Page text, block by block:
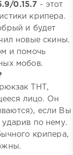
0.15.7 - этот
крипера.
и будет
новые скины.
и помочь
мобов.
ТНТ,
лицо. Он
если Вы
по нему.
крипера,